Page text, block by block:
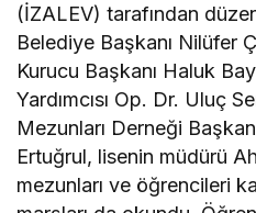
(İZALEV) tarafından
Belediye Başkanı Nilüfer
Kurucu Başkanı Haluk
Yardımcısı Op. Dr. Uluç
Mezunları Derneği
Ertuğrul, lisenin müdürü
mezunları ve öğrencileri